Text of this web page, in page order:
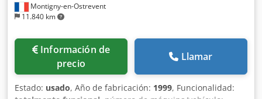
Montigny-en-Ostrevent
11.840 km
Información de
precio
Llamar
Estado: usado, Año de fabricación: 1999, Funcionalidad: